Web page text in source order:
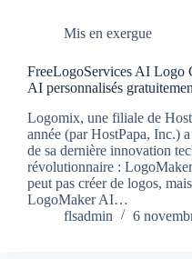
Mis en exergue
FreeLogoServices AI Logo
AI personnalisés
Logomix, une filiale de
année (par HostPapa, Inc.)
de sa dernière innovation
révolutionnaire :
peut pas créer de logos,
LogoMaker AI…
flsadmin
6